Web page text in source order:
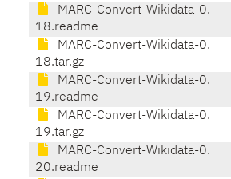
MARC-Convert-Wikidata-0.
18.readme
MARC-Convert-Wikidata-0.
18.tar.gz
MARC-Convert-Wikidata-0.
19.readme
MARC-Convert-Wikidata-0.
19.tar.gz
MARC-Convert-Wikidata-0.
20.readme